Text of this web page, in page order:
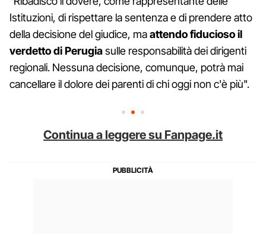
Istituzioni, di rispettare la sentenza e di prendere atto
della decisione del giudice, maattendo fiducioso il
verdetto di Perugiasulle responsabilità dei dirigenti
regionali. Nessuna decisione, comunque, potrà mai
cancellare il dolore dei parenti di chi oggi non c'è più".
Continua a leggere su Fanpage.it